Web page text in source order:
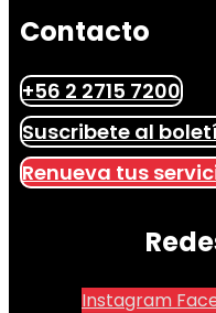
Contacto
+56 2 2715 7200
Suscribete al
Renueva tus
Instagram